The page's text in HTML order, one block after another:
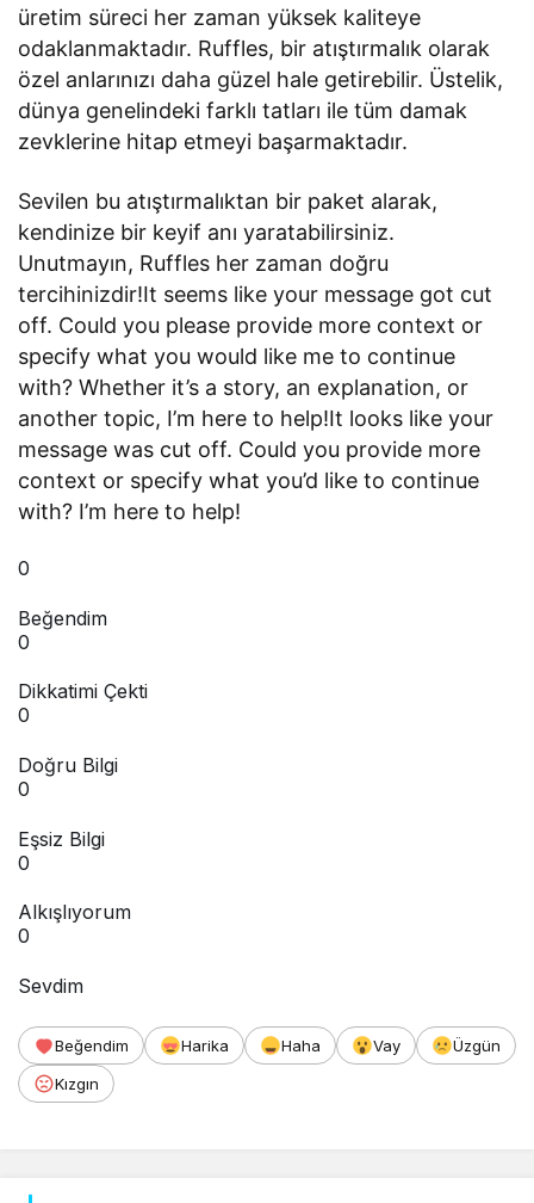
üretim süreci her zaman yüksek kaliteye
odaklanmaktadır. Ruffles, bir atıştırmalık olarak
özel anlarınızı daha güzel hale getirebilir. Üstelik,
dünya genelindeki farklı tatları ile tüm damak
zevklerine hitap etmeyi başarmaktadır.
Sevilen bu atıştırmalıktan bir paket alarak,
kendinize bir keyif anı yaratabilirsiniz.
Unutmayın, Ruffles her zaman doğru
tercihinizdir!It seems like your message got cut
off. Could you please provide more context or
specify what you would like me to continue
with? Whether it’s a story, an explanation, or
another topic, I’m here to help!It looks like your
message was cut off. Could you provide more
context or specify what you’d like to continue
with? I’m here to help!
0
Beğendim
0
Dikkatimi Çekti
0
Doğru Bilgi
0
Eşsiz Bilgi
0
Alkışlıyorum
0
Sevdim
Beğendim Harika Haha Vay
Üzgün
Kızgın